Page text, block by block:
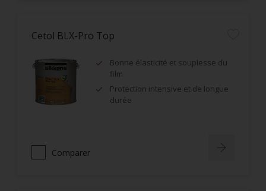
Cetol BLX-Pro Top
Bonne élasticité et souplesse du
film
Protection intensive et de longue
durée
Comparer